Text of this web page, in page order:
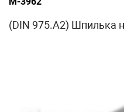
(DIN 975.A2) Шпилька